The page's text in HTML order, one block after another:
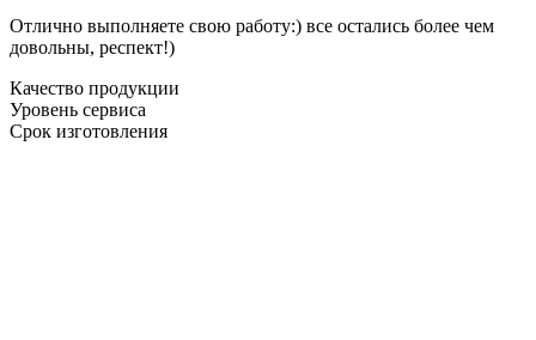
Отлично выполняете свою работу:) все остались более чем
довольны, респект!)
Качество продукции
Уровень сервиса
Срок изготовления